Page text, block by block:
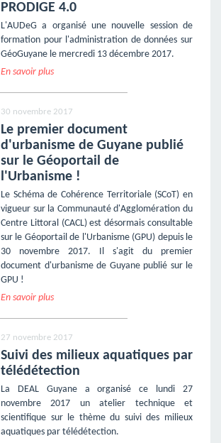
PRODIGE 4.0
L'AUDeG a organisé une nouvelle session de
formation pour l'administration de données sur
GéoGuyane le mercredi 13 décembre 2017.
En savoir plus
30 novembre 2017
Le premier document
d'urbanisme de Guyane publié
sur le Géoportail de
l'Urbanisme !
Le Schéma de Cohérence Territoriale (SCoT) en
vigueur sur la Communauté d'Agglomération du
Centre Littoral (CACL) est désormais consultable
sur le Géoportail de l'Urbanisme (GPU) depuis le
30 novembre 2017. Il s'agit du premier
document d'urbanisme de Guyane publié sur le
GPU !
En savoir plus
27 novembre 2017
Suivi des milieux aquatiques par
télédétection
La DEAL Guyane a organisé ce lundi 27
novembre 2017 un atelier technique et
scientifique sur le thème du suivi des milieux
aquatiques par télédétection.